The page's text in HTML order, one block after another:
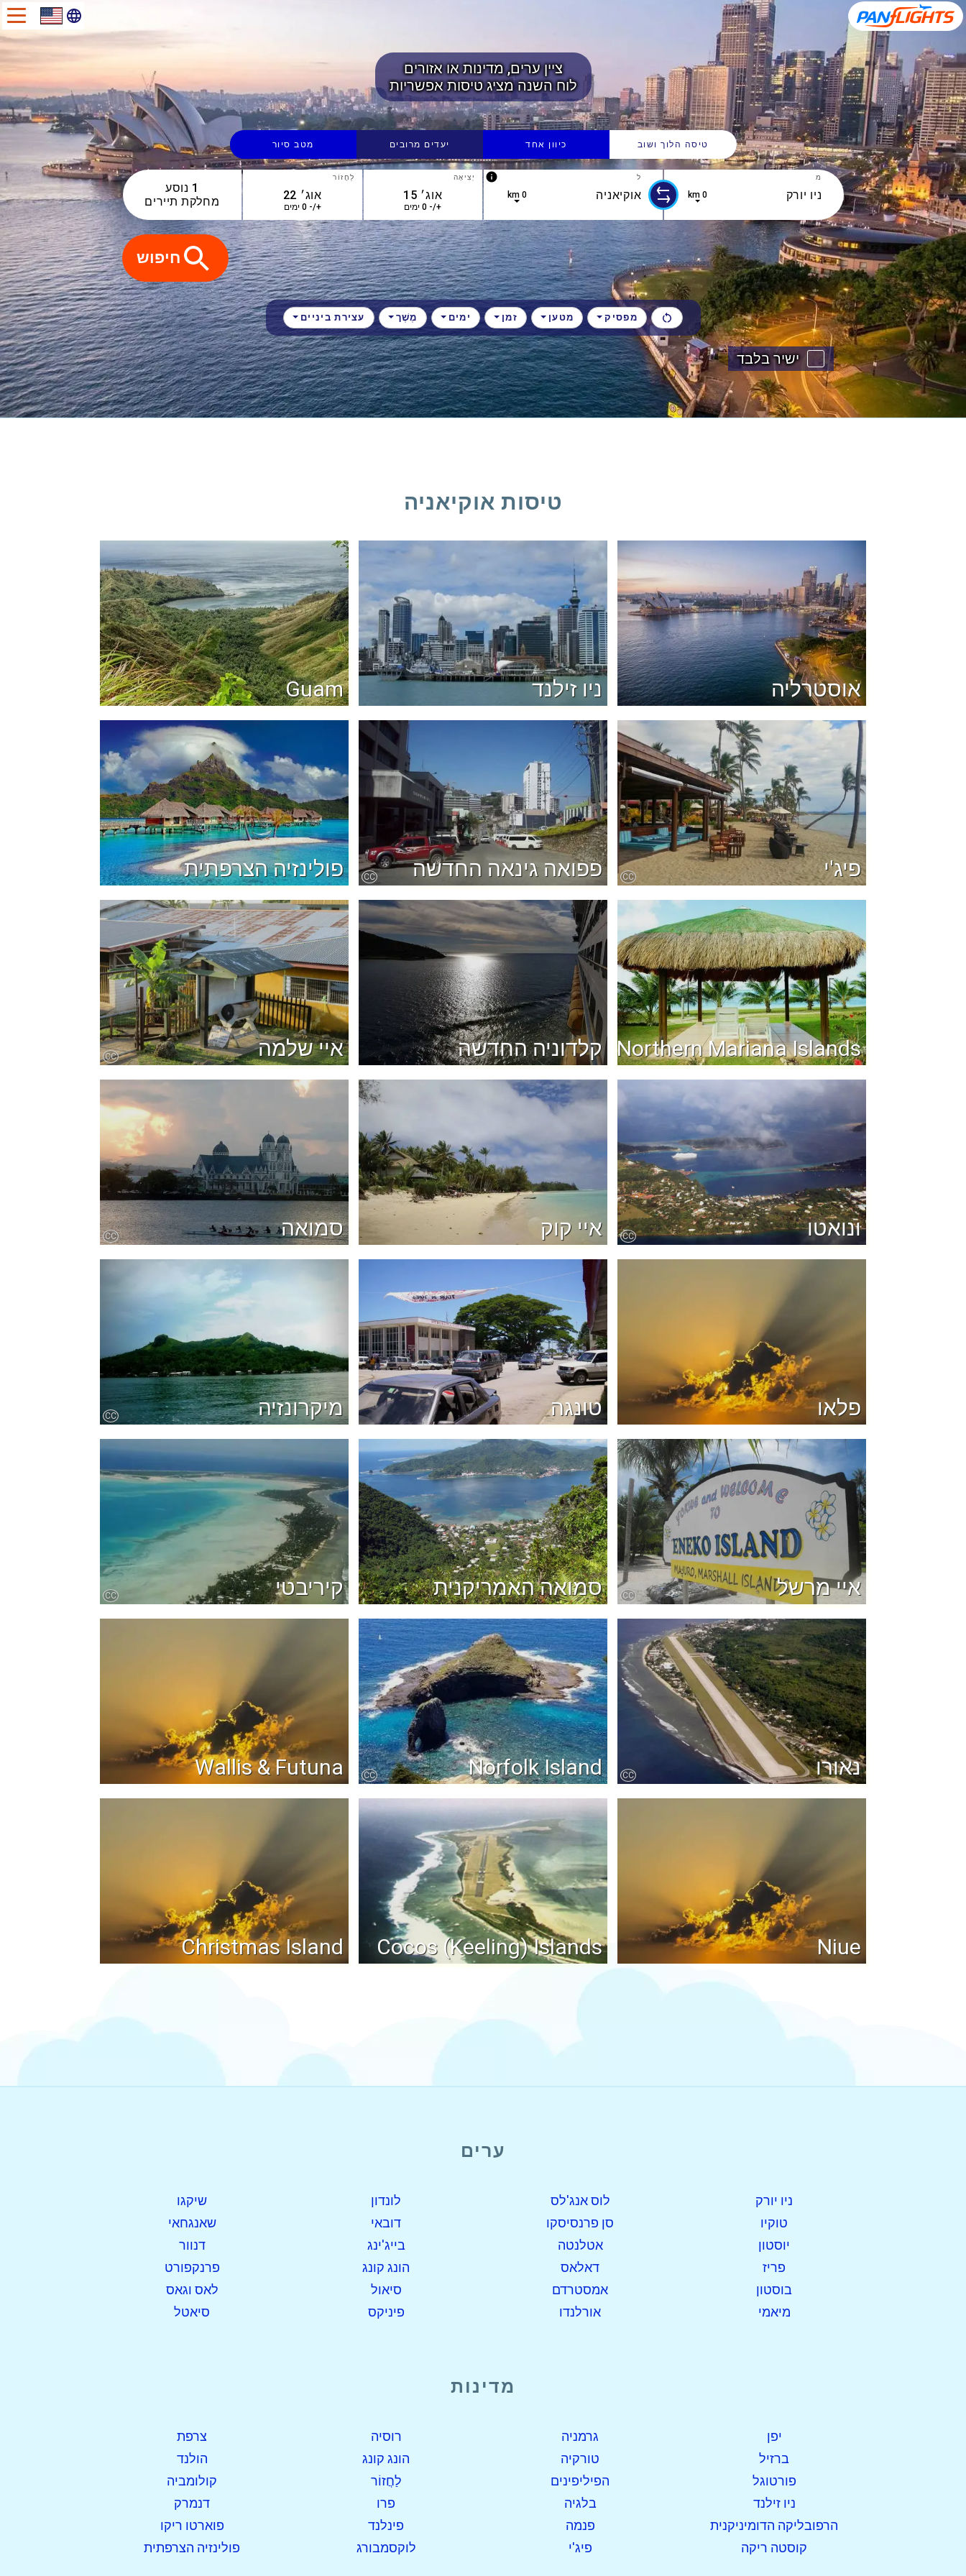
ציין ערים, מדינות או אזורים
לוח השנה מציג טיסות אפשריות
טיסה הלוך ושוב כיוון אחד יעדים מרובים מטב סיור
10 results are available, use up and down arrow keys to navigate.
מ
0 km
0 results are available, use up and down arrow keys to navigate.
ל info
0 km
יְצִיאָה
+/- 0 ימים
לַחֲזוֹר
+/- 0 ימים
1 נוסע
מחלקת תיירים
חיפוש
מפסיק מטען זמן ימים מֶשֶׁך עצירת ביניים
ישיר בלבד
טיסות אוקיאניה
אוסטרליה ניו זילנד Guam
פיג'י CC פפואה גינאה החדשה CC פולינזיה הצרפתית
Northern Mariana Islands קלדוניה החדשה איי שלמה CC
ונואטו CC איי קוק סמואה CC
פלאו טונגה מיקרונזיה CC
איי מרשל CC סמואה האמריקנית קיריבטי CC
נאורו CC
Norfolk Island
CC
Wallis & Futuna
Niue
Cocos (Keeling) Islands
Christmas Island
ערים
ניו יורק לוס אנג'לס לונדון
שיקגו
טוקיו
סן פרנסיסקו דובאי
שאנגחאי
יוסטון
אטלנטה בייג'ינג
דנוור
פריז
דאלאס הונג קונג
פרנקפורט
בוסטון
אמסטרדם סיאול
לאס וגאס
מיאמי
אורלנדו פיניקס סיאטל
מדינות
יפן גרמניה רוסיה
צרפת
ברזיל
טורקיה הונג קונג
הולנד
פורטוגל
הפיליפינים לַחֲזוֹר
קולומביה
ניו זילנד
בלגיה פרו
דנמרק
הרפובליקה הדומיניקנית
פנמה פינלנד
פוארטו ריקו
קוסטה ריקה
פיג'י לוקסמבורג פולינזיה הצרפתית